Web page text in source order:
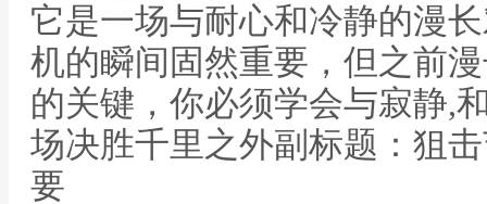
它是一场与耐心和冷静的漫
机的瞬间固然重要，但之前
的关键，你必须学会与寂静,
场决胜千里之外副标题：狙
要